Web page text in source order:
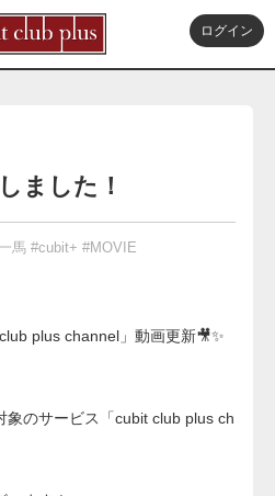
ログイン
ました！
馬 #cubit+ #MOVIE
plus channel」動画更新🎥✨
象のサービス「cubit club plus ch